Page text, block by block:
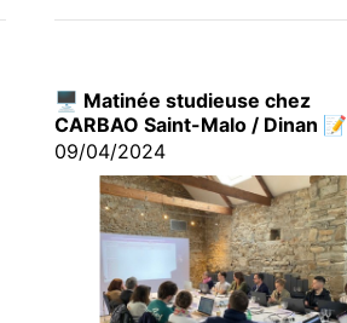
🖥 Matinée studieuse chez
CARBAO Saint-Malo / Dinan 📝
09/04/2024